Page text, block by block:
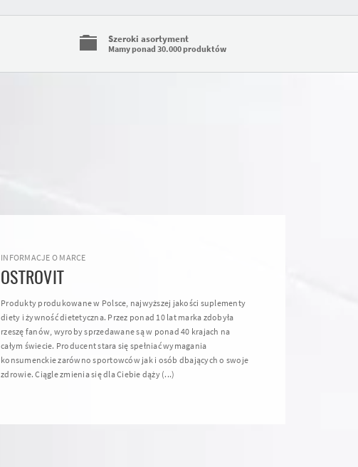
Szeroki asortyment
Mamy ponad 30.000 produktów
INFORMACJE O MARCE
OSTROVIT
Produkty produkowane w Polsce, najwyższej jakości suplementy
diety i żywność dietetyczna. Przez ponad 10 lat marka zdobyła
rzeszę fanów, wyroby sprzedawane są w ponad 40 krajach na
całym świecie. Producent stara się spełniać wymagania
konsumenckie zarówno sportowców jak i osób dbających o swoje
zdrowie. Ciągle zmienia się dla Ciebie dąży (...)